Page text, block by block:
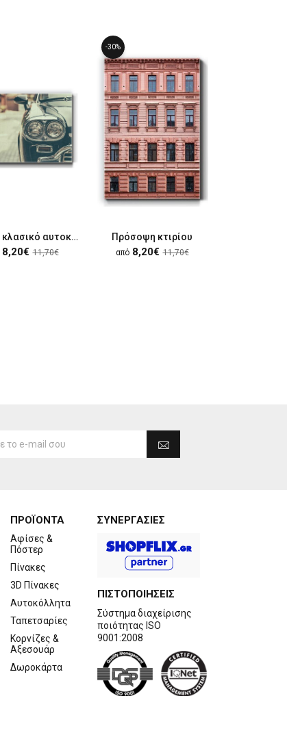
Vintage κλασικό αυτοκίνητο
8,20€ 11,70€
-30%
Πρόσοψη κτιρίου
από 8,20€ 11,70€
ΠΡΟΪΟΝΤΑ
Αφίσες &
Πόστερ
Πίνακες
3D Πίνακες
Αυτοκόλλητα
Ταπετσαρίες
Κορνίζες &
Αξεσουάρ
Δωροκάρτα
ΣΥΝΕΡΓΑΣΙΕΣ
ΠΙΣΤΟΠΟΙΗΣΕΙΣ
Σύστημα διαχείρισης
ποιότητας ISO
9001:2008